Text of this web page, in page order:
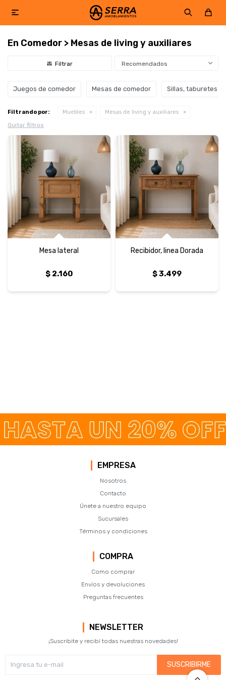

En Comedor > Mesas de living y auxiliares
Recomendados
Juegos de comedor Mesas de comedor Sillas, taburetes y
Filtrando por: Muebles Mesas de living y auxiliares
Quitar filtros
Mesa lateral
$ 2.160
Recibidor, linea Dorada
$3.499
EMPRESA
Nosotros
Contacto
Únete a nuestro equipo
Sucursales
Términos y condiciones
COMPRA
Como comprar
Envíos y devoluciones
Preguntas frecuentes
NEWSLETTER
¡Suscribite y recibí todas nuestras novedades!
SUSCRIBIRME